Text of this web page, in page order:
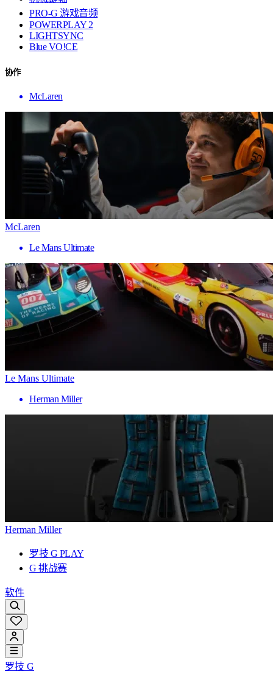
PRO-G 游戏音频
POWERPLAY 2
LIGHTSYNC
Blue VO!CE
协作
McLaren
McLaren
Le Mans Ultimate
Le Mans Ultimate
Herman Miller
Herman Miller
罗技 G PLAY
G 挑战赛
软件
罗技 G